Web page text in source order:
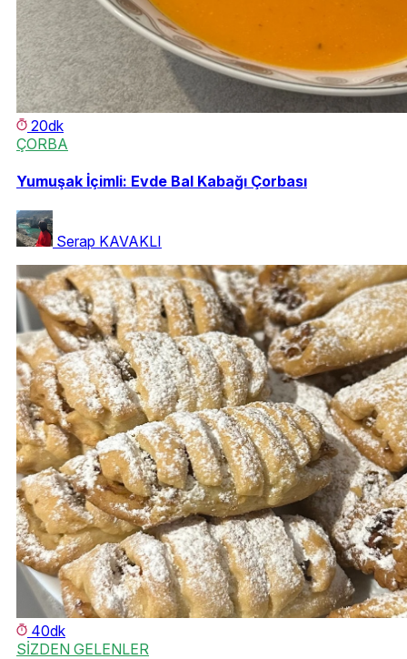
20dk
ÇORBA
Yumuşak İçimli: Evde Bal Kabağı Çorbası
Serap KAVAKLI
40dk
SİZDEN GELENLER